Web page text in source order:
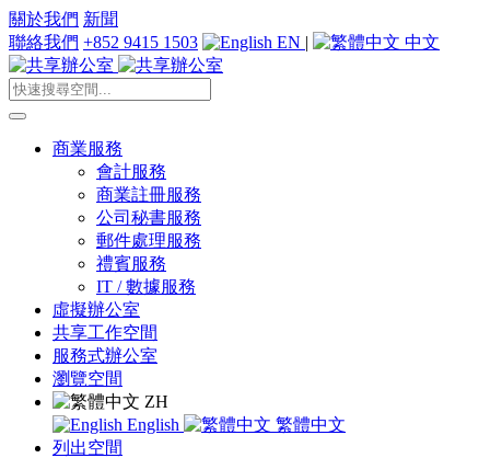
關於我們 新聞
聯絡我們 +852 9415 1503 EN | 中文
商業服務
會計服務
商業註冊服務
公司秘書服務
郵件處理服務
禮賓服務
IT / 數據服務
虛擬辦公室
共享工作空間
服務式辦公室
瀏覽空間
ZH
English
繁體中文
列出空間